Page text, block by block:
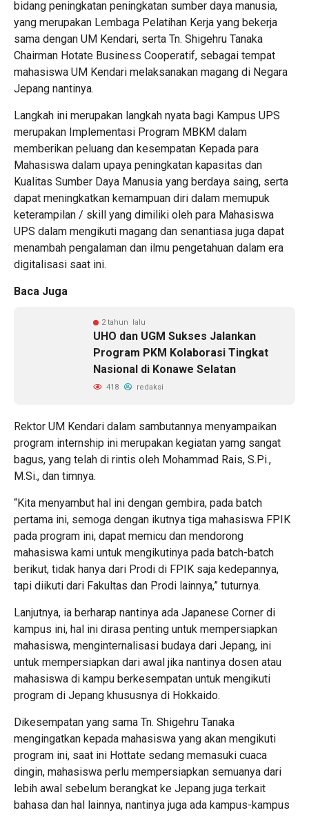
bidang peningkatan peningkatan sumber daya manusia,
yang merupakan Lembaga Pelatihan Kerja yang bekerja
sama dengan UM Kendari, serta Tn. Shigehru Tanaka
Chairman Hotate Business Cooperatif, sebagai tempat
mahasiswa UM Kendari melaksanakan magang di Negara
Jepang nantinya.
Langkah ini merupakan langkah nyata bagi Kampus UPS
merupakan Implementasi Program MBKM dalam
memberikan peluang dan kesempatan Kepada para
Mahasiswa dalam upaya peningkatan kapasitas dan
Kualitas Sumber Daya Manusia yang berdaya saing, serta
dapat meningkatkan kemampuan diri dalam memupuk
keterampilan / skill yang dimiliki oleh para Mahasiswa
UPS dalam mengikuti magang dan senantiasa juga dapat
menambah pengalaman dan ilmu pengetahuan dalam era
digitalisasi saat ini.
Baca Juga
2 tahun lalu
UHO dan UGM Sukses Jalankan
Program PKM Kolaborasi Tingkat
Nasional di Konawe Selatan
418 redaksi
Rektor UM Kendari dalam sambutannya menyampaikan
program internship ini merupakan kegiatan yamg sangat
bagus, yang telah di rintis oleh Mohammad Rais, S.Pi.,
M.Si., dan timnya.
“Kita menyambut hal ini dengan gembira, pada batch
pertama ini, semoga dengan ikutnya tiga mahasiswa FPIK
pada program ini, dapat memicu dan mendorong
mahasiswa kami untuk mengikutinya pada batch-batch
berikut, tidak hanya dari Prodi di FPIK saja kedepannya,
tapi diikuti dari Fakultas dan Prodi lainnya,” tuturnya.
Lanjutnya, ia berharap nantinya ada Japanese Corner di
kampus ini, hal ini dirasa penting untuk mempersiapkan
mahasiswa, menginternalisasi budaya dari Jepang, ini
untuk mempersiapkan dari awal jika nantinya dosen atau
mahasiswa di kampu berkesempatan untuk mengikuti
program di Jepang khususnya di Hokkaido.
Dikesempatan yang sama Tn. Shigehru Tanaka
mengingatkan kepada mahasiswa yang akan mengikuti
program ini, saat ini Hottate sedang memasuki cuaca
dingin, mahasiswa perlu mempersiapkan semuanya dari
lebih awal sebelum berangkat ke Jepang juga terkait
bahasa dan hal lainnya, nantinya juga ada kampus-kampus